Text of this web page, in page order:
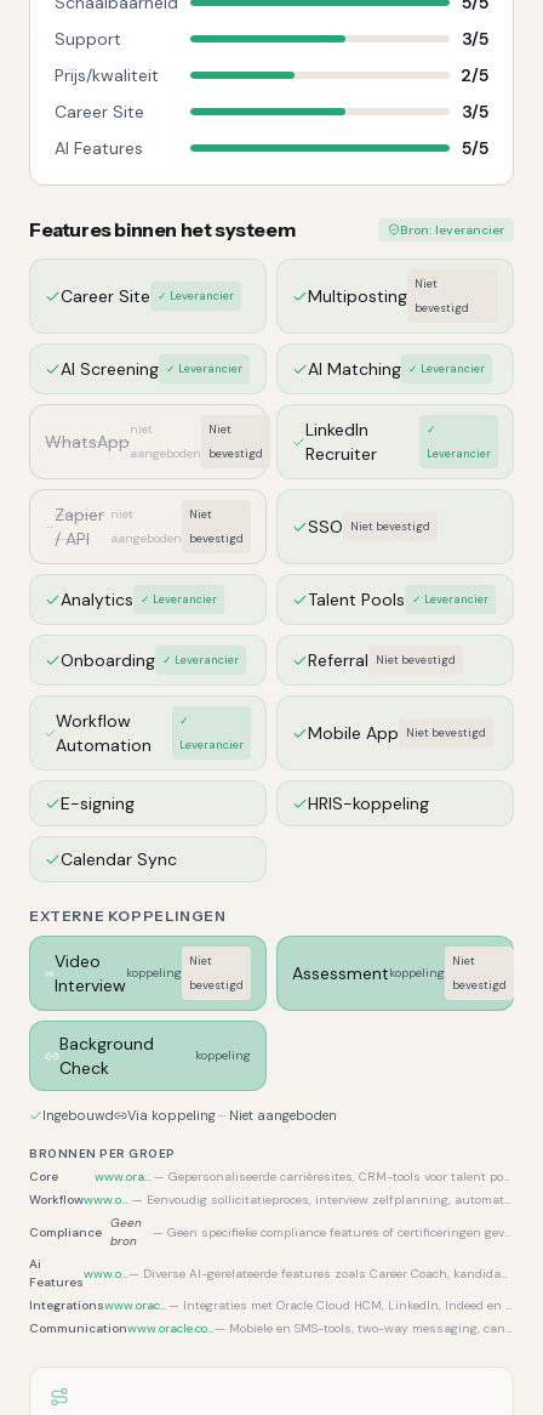
Support
3/5
Prijs/kwaliteit
2/5
Career Site
3/5
AI Features
5/5
Features binnen het systeem Bron: leverancier
Career Site ✓ Leverancier Multiposting
Niet
bevestigd
AI Screening ✓ Leverancier AI Matching ✓ Leverancier
WhatsApp
niet
aangeboden
Niet
bevestigd
LinkedIn
Recruiter
✓
Leverancier
Zapier
/ API
niet
aangeboden
Niet
bevestigd
SSO Niet bevestigd
Analytics ✓ Leverancier Talent Pools ✓ Leverancier
Onboarding ✓ Leverancier Referral Niet bevestigd
Workflow
Automation
✓
Leverancier
Mobile App Niet bevestigd
E-signing HRIS-koppeling
Calendar Sync
EXTERNE KOPPELINGEN
Video
Interview
koppeling
Niet
bevestigd
Assessmentkoppeling
Niet
bevestigd
Background
Check
koppeling
Ingebouwd Via koppeling Niet aangeboden
BRONNEN PER GROEP
Core
www.oracle.com —Gepersonaliseerde carrièresites, CRM-tools voor talent pools, analytics features, interne talentbewustzijn.
Workflow
www.oracle.com — Eenvoudig sollicitatieproces, interview zelfplanning, automatiseringstools, Recruiting Activity Center, gepersonaliseerde onboarding taken.
Compliance
Geen
bron
—Geen specifieke compliance features of certificeringen gevonden in de gescrapete data.
Ai
Features
— Diverse AI-gerelateerde features zoals Career Coach, kandidaat aanbevelingen, intelligente CV-extractie, vacaturecreatie, etc. worden hierin beschreven.
Integrations www.oracle.com — Integraties met Oracle Cloud HCM, LinkedIn, Indeed en diverse partners worden hier genoemd.
Communication
www.oracle.com— Mobiele en SMS-tools, two-way messaging, candidate Q&A.